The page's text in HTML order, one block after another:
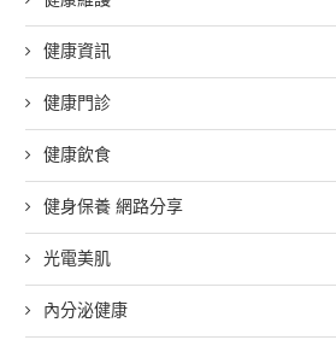
健康資訊
健康門診
健康飲食
健身保養 網路分享
光電美肌
內分泌健康